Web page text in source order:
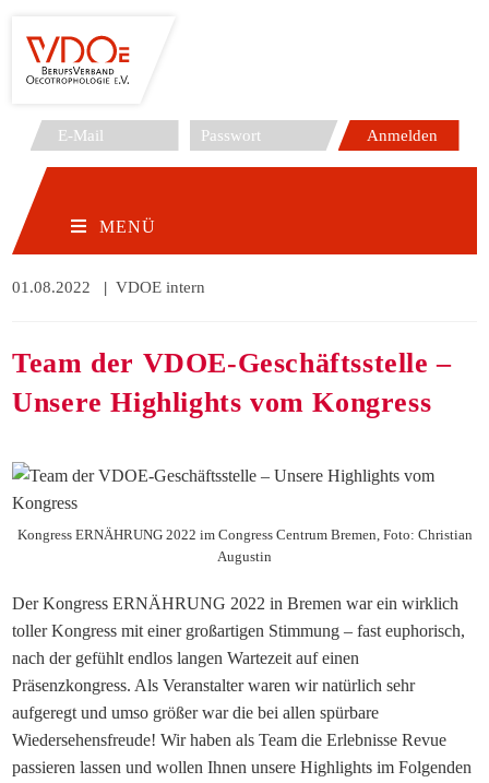
Inhalt
springen
MENÜ
Beitrag
01.08.2022
Beitrags-
VDOE intern
Team der VDOE-Geschäftsstelle –
Unsere Highlights vom Kongress
Kongress ERNÄHRUNG 2022 im Congress Centrum Bremen, Foto: Christian
Augustin
Der Kongress ERNÄHRUNG 2022 in Bremen war ein wirklich
toller Kongress mit einer großartigen Stimmung – fast euphorisch,
nach der gefühlt endlos langen Wartezeit auf einen
Präsenzkongress. Als Veranstalter waren wir natürlich sehr
aufgeregt und umso größer war die bei allen spürbare
Wiedersehensfreude! Wir haben als Team die Erlebnisse Revue
passieren lassen und wollen Ihnen unsere Highlights im Folgenden